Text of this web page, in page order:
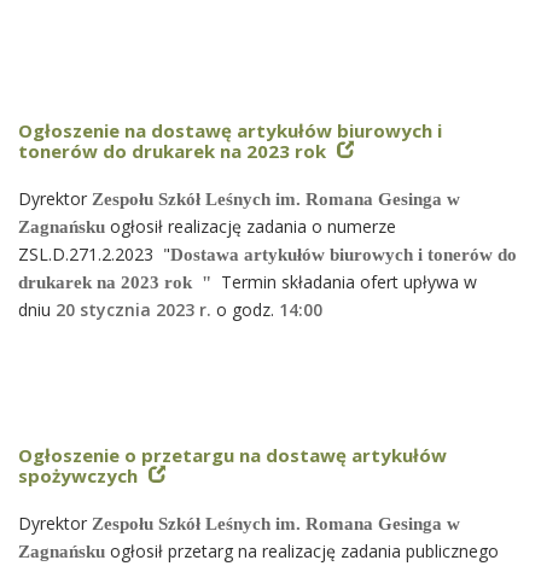
Ogłoszenie na dostawę artykułów biurowych i
tonerów do drukarek na 2023 rok
Dyrektor Zespołu Szkół Leśnych im. Romana Gesinga w
Zagnańsku ogłosił realizację zadania o numerze
ZSL.D.271.2.2023 "Dostawa artykułów biurowych i tonerów do
drukarek na 2023 rok "
Termin składania ofert upływa w
dniu 20 stycznia 2023 r. o godz. 14:00
Ogłoszenie o przetargu na dostawę artykułów
spożywczych
Dyrektor Zespołu Szkół Leśnych im. Romana Gesinga w
Zagnańsku ogłosił przetarg na realizację zadania publicznego